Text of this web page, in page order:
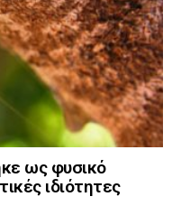
ως φυσικό
ιδιότητες